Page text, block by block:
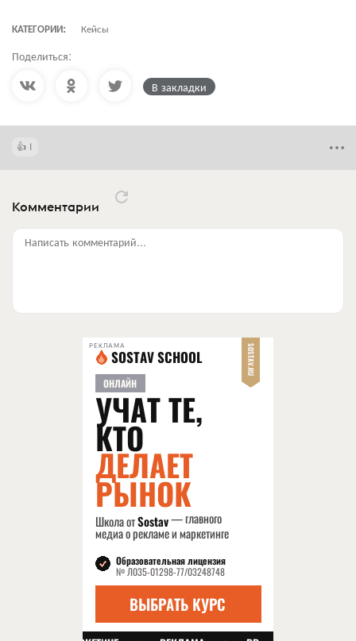
КАТЕГОРИИ: Кейсы
Поделиться:
В закладки
1
Комментарии
Написать комментарий...
РЕКЛАМА